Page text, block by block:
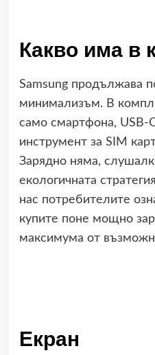
Какво има в
Samsung продължава
минимализъм. В
само смартфона, USB-
инструмент за SIM
Зарядно няма,
екологичната
нас потребителите
купите поне мощно
максимума от
Екран